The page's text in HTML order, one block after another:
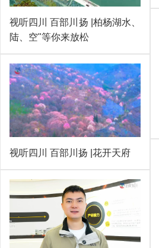
视听四川 百部川扬 |柏杨湖水、
陆、空"等你来放松
视听四川 百部川扬 |花开天府